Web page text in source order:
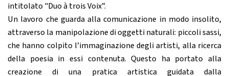
intitolato "Duo à trois Voix”.
Un lavoro che guarda alla comunicazione in modo insolito,
attraverso la manipolazione di oggetti naturali: piccoli sassi,
che hanno colpito l’immaginazione degli artisti, alla ricerca
della poesia in essi contenuta. Questo ha portato alla
creazione di una pratica artistica guidata dalla